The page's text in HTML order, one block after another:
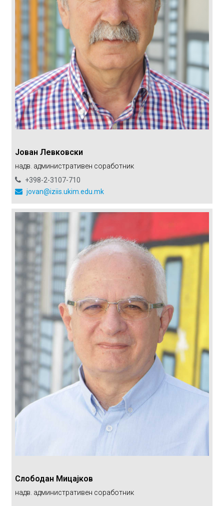
Јован Левковски
надв. административен соработник
+398-2-3107-710
jovan@iziis.ukim.edu.mk
Слободан Мицајков
надв. административен соработник